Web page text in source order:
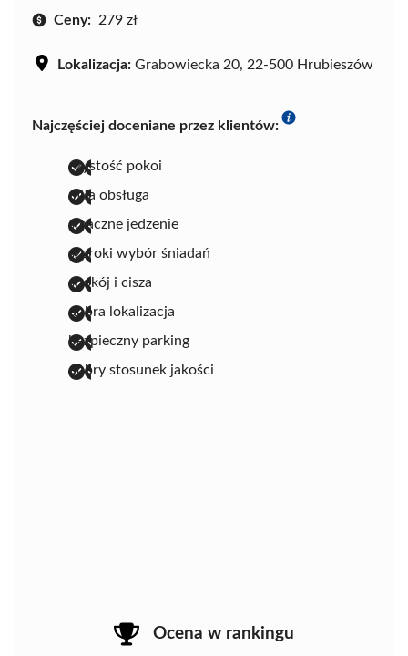
Ceny: 279 zł
Lokalizacja: Grabowiecka 20, 22-500 Hrubieszów
Najczęściej doceniane przez klientów:
czystość pokoi
miła obsługa
smaczne jedzenie
szeroki wybór śniadań
spokój i cisza
dobra lokalizacja
bezpieczny parking
dobry stosunek jakości
Ocena w rankingu